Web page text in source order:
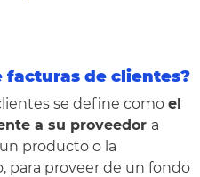
facturas de clientes?
se define como el
a su proveedor a
producto o la
para proveer de un fondo